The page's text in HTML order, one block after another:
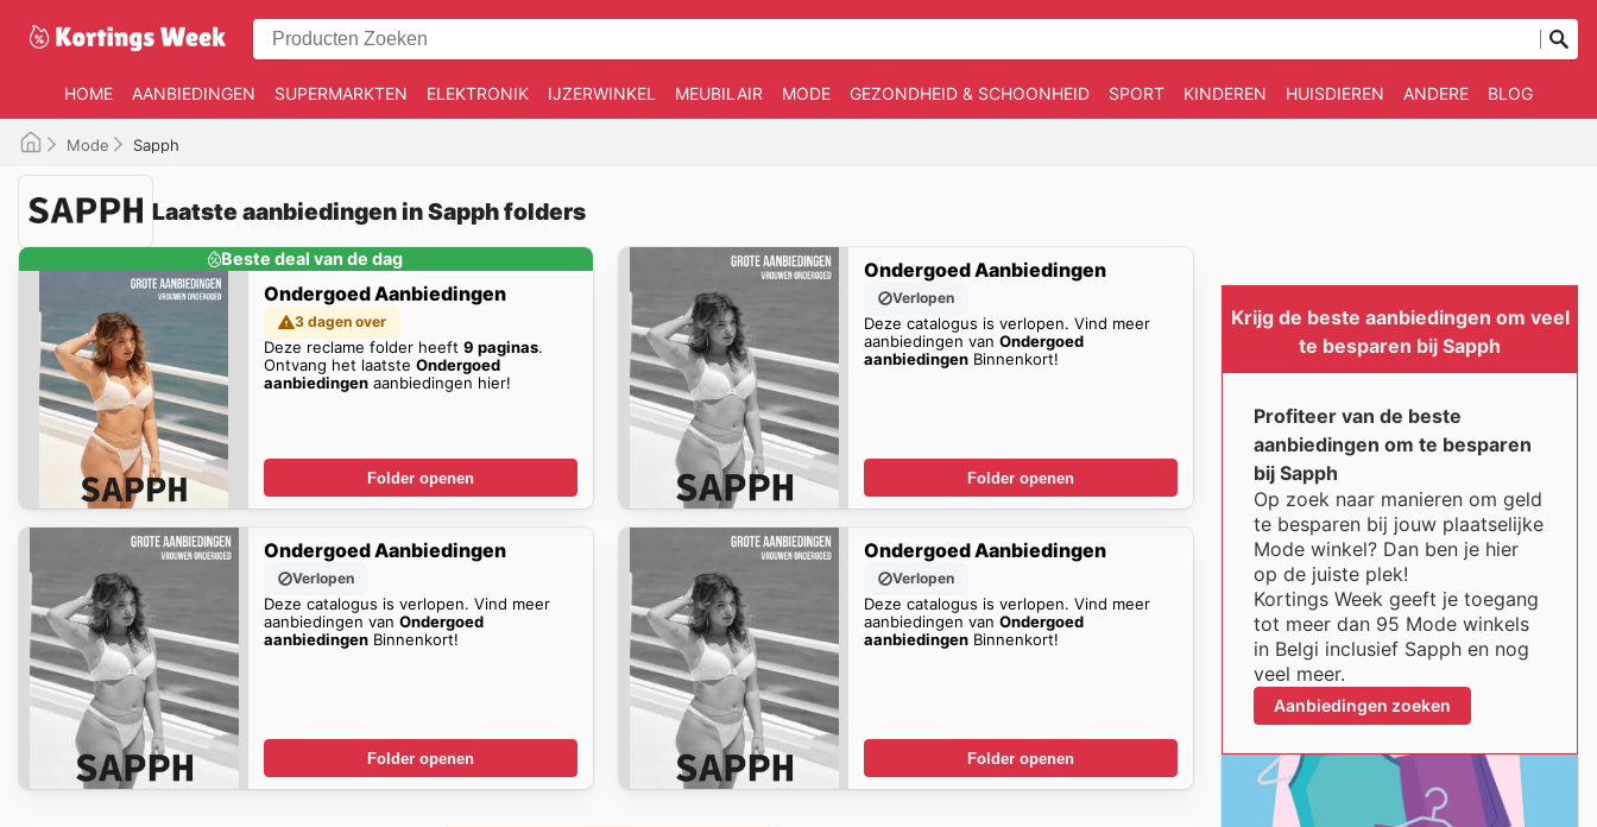
HOME AANBIEDINGEN SUPERMARKTEN ELEKTRONIK IJZERWINKEL MEUBILAIR MODE GEZONDHEID & SCHOONHEID SPORT KINDEREN HUISDIEREN ANDERE BLOG
Mode Sapph
Laatste aanbiedingen in Sapph folders
Beste deal van de dag
Ondergoed Aanbiedingen
3 dagen over
Deze reclame folder heeft 9 paginas.
Ontvang het laatste Ondergoed
aanbiedingenaanbiedingen hier!
Folder openen
Ondergoed Aanbiedingen
Verlopen
Deze catalogus is verlopen. Vind meer
aanbiedingen vanOndergoed
aanbiedingen Binnenkort!
Folder openen
Ondergoed Aanbiedingen
Verlopen
Deze catalogus is verlopen. Vind meer
aanbiedingen van Ondergoed
aanbiedingenBinnenkort!
Folder openen
Ondergoed Aanbiedingen
Verlopen
Deze catalogus is verlopen. Vind meer
aanbiedingen vanOndergoed
aanbiedingen Binnenkort!
Folder openen
Krijg de beste aanbiedingen om veel
te besparen bij Sapph
Profiteer van de beste
aanbiedingen om te besparen
bij Sapph
Op zoek naar manieren om geld
te besparen bij jouw plaatselijke
Mode winkel? Dan ben je hier
op de juiste plek!
Kortings Week geeft je toegang
tot meer dan 95 Mode winkels
in Belgi inclusief Sapph en nog
veel meer.
Aanbiedingen zoeken